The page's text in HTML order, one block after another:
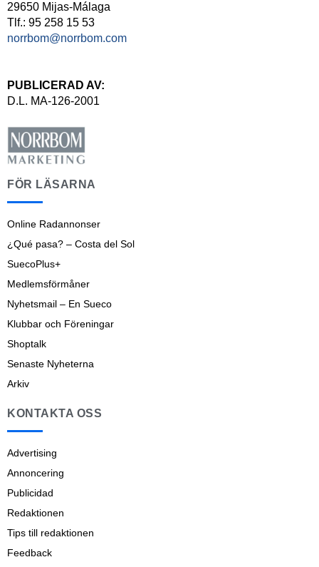
29650 Mijas-Málaga
Tlf.: 95 258 15 53
norrbom@norrbom.com
PUBLICERAD AV:
D.L. MA-126-2001
FÖR LÄSARNA
Online Radannonser
¿Qué pasa? – Costa del Sol
SuecoPlus+
Medlemsförmåner
Nyhetsmail – En Sueco
Klubbar och Föreningar
Shoptalk
Senaste Nyheterna
Arkiv
KONTAKTA OSS
Advertising
Annoncering
Publicidad
Redaktionen
Tips till redaktionen
Feedback